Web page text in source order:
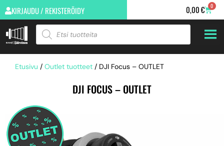
KIRJAUDU / REKISTERÖIDY 0,00€ 0
Etusivu / Outlet tuotteet / DJI Focus – OUTLET
DJI FOCUS – OUTLET